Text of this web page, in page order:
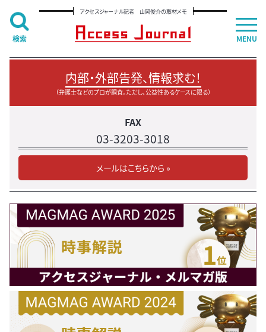
アクセスジャーナル記者 山岡俊介の取材メモ
内部・外部告発、情報求む！
（弁護士などのプロが調査。ただし、公益性あるケースに限る）
FAX
03-3203-3018
メールはこちらから »
MENU
検索